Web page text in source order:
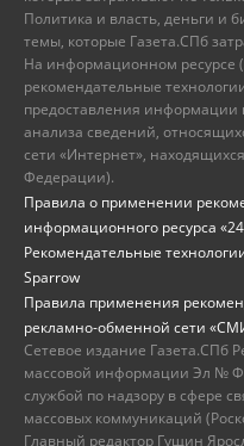
Политика и власть, деньги и
темы, которые Газета.СПб
На информационном ресурсе
рекомендательные
предоставления информации
анализа сведений,
сети «Интернет»,
Федерации).
Правила о применении
информационного ресурса
Рекомендательные
Sparrow
Правила применения
рекламно-обменной сети
Сетевое издание Газета.СПб
массовой информации Эл №
службой по надзору в сфере
массовых коммуникаций
Главный редактор Гущин